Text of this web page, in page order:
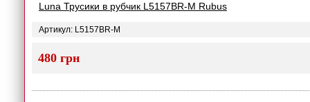
Luna Трусики в рубчик L5157BR-M Rubus
Артикул: L5157BR-M
480 грн